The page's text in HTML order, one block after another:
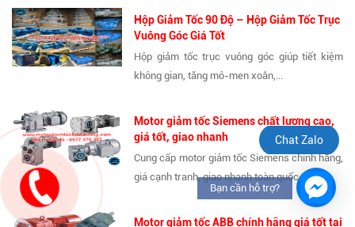
Hộp Giảm Tốc 90 Độ – Hộp Giảm Tốc Trục
Vuông Góc Giá Tốt
Hộp giảm tốc trục vuông góc giúp tiết kiệm
không gian, tăng mô-men xoắn,...
Motor giảm tốc Siemens chất lượng cao,
giá tốt, giao nhanh
Cung cấp motor giảm tốc Siemens chính hãng,
giá cạnh tranh, giao nhanh toàn quốc....
Motor giảm tốc ABB chính hãng giá tốt tại
Chat Zalo
Bạn cần hỗ trợ?